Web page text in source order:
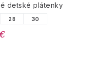
detské plátenky
28 30